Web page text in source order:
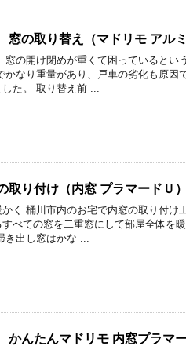
の取り替え（マドリモ アルミ
窓の開け閉めが重くて困っているとい
かなり重量があり、戸車の劣化も原因
た。 取り替え前 ...
り付け（内窓 プラマードＵ）
く 桶川市内のお宅で内窓の取り付け
すべての窓を二重窓にして部屋全体
き出し窓はかな ...
んたんマドリモ 内窓プラマ